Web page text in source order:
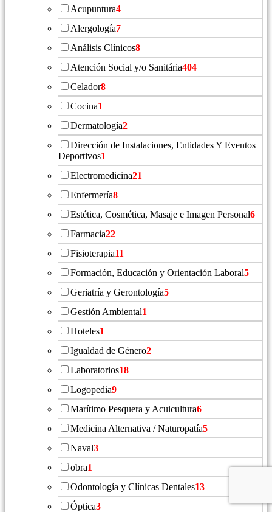
Acupuntura4
Alergología7
Análisis Clínicos8
Atención Social y/o Sanitária404
Celador8
Cocina1
Dermatología2
Dirección de Instalaciones, Entidades Y Eventos
Deportivos1
Electromedicina21
Enfermería8
Estética, Cosmética, Masaje e Imagen Personal6
Farmacia22
Fisioterapia11
Formación, Educación y Orientación Laboral5
Geriatría y Gerontología5
Gestión Ambiental1
Hoteles1
Igualdad de Género2
Laboratorios18
Logopedia9
Marítimo Pesquera y Acuicultura6
Medicina Alternativa / Naturopatía5
Naval3
obra1
Odontología y Clínicas Dentales13
Óptica3